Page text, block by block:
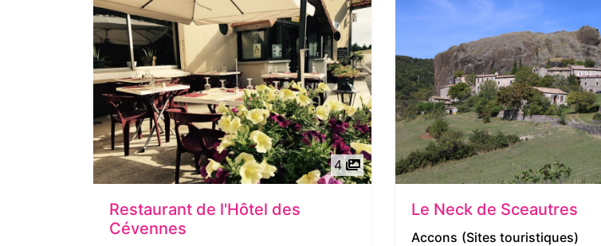
4
Restaurant de l'Hôtel des
Cévennes
Le Neck de Sceautres
Accons (Sites touristiques)